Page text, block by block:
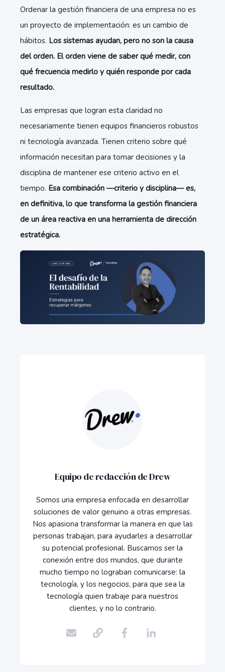
Ordenar la gestión financiera de una empresa no es
un proyecto de implementación: es un cambio de
hábitos. Los sistemas ayudan, pero no son la causa
del orden. El orden viene de saber qué medir, con
qué frecuencia medirlo y quién responde por cada
resultado.
Las empresas que logran esta claridad no
necesariamente tienen equipos financieros robustos
ni tecnología avanzada. Tienen criterio sobre qué
información necesitan para tomar decisiones y la
disciplina de mantener ese criterio activo en el
tiempo. Esa combinación —criterio y disciplina— es,
en definitiva, lo que transforma la gestión financiera
de un área reactiva en una herramienta de dirección
estratégica.
Equipo de redacción de Drew
Somos una empresa enfocada en desarrollar
soluciones de valor genuino a otras empresas.
Nos apasiona transformar la manera en que las
personas trabajan, para ayudarles a desarrollar
su potencial profesional. Buscamos ser la
conexión entre dos mundos, que durante
mucho tiempo no lograban comunicarse: la
tecnología, y los negocios, para que sea la
tecnología quien trabaje para nuestros
clientes, y no lo contrario.